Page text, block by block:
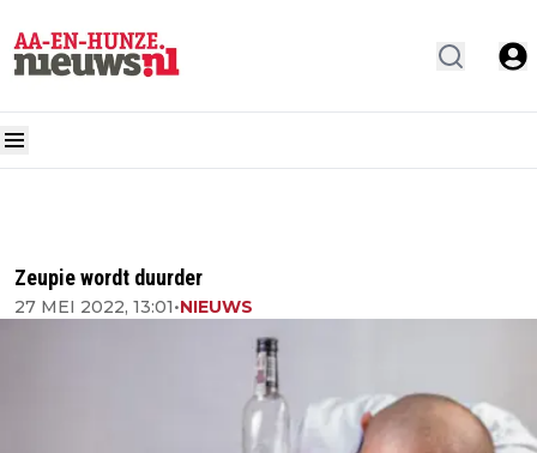
Zeupie wordt duurder
27 MEI 2022, 13:01•NIEUWS